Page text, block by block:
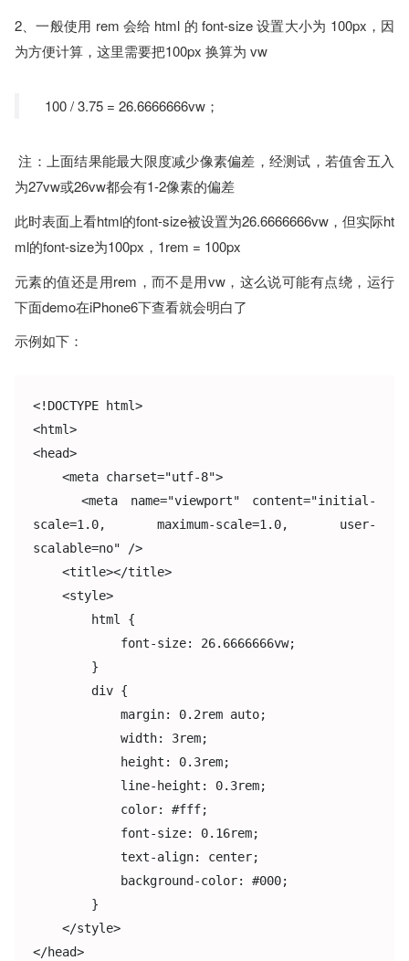
2、一般使用 rem 会给 html 的 font-size 设置大小为 100px，因
为方便计算，这里需要把100px 换算为 vw
100 / 3.75 = 26.6666666vw；
注：上面结果能最大限度减少像素偏差，经测试，若值舍五入
为27vw或26vw都会有1-2像素的偏差
此时表面上看html的font-size被设置为26.6666666vw，但实际ht
ml的font-size为100px，1rem = 100px
元素的值还是用rem，而不是用vw，这么说可能有点绕，运行
下面demo在iPhone6下查看就会明白了
示例如下：
<!DOCTYPE html>
<html>
<head>
<meta charset="utf-8">
<meta name="viewport" content="initial-
scale=1.0, maximum-scale=1.0, user-
scalable=no" />
<title></title>
<style>
html {
font-size: 26.6666666vw;
}
div {
margin: 0.2rem auto;
width: 3rem;
height: 0.3rem;
line-height: 0.3rem;
color: #fff;
font-size: 0.16rem;
text-align: center;
background-color: #000;
}
</style>
</head>